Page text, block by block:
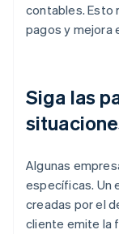
contables. Esto
pagos y mejora
Siga las
Algunas
específicas. Un
creadas por el
cliente emite la